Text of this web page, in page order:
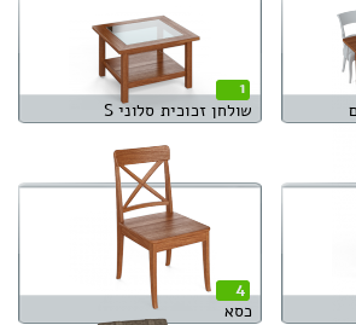
1
שולחן זכוכית סלוני S
4
כסא